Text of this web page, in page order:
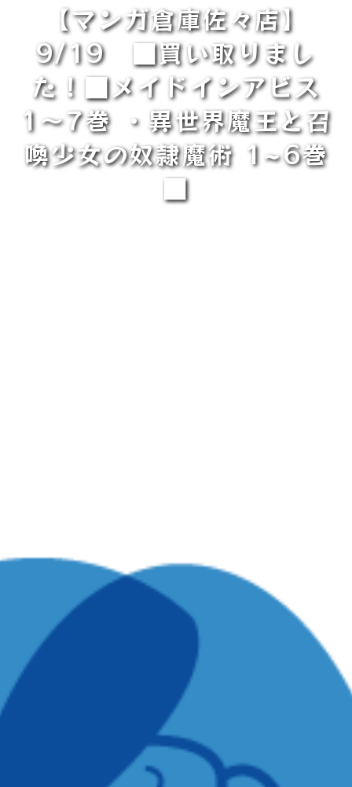
【マンガ倉庫佐々店】
9/19 ■買い取りまし
た！■メイドインアビス
1～7巻 ・異世界魔王と召
喚少女の奴隷魔術 1~6巻
■